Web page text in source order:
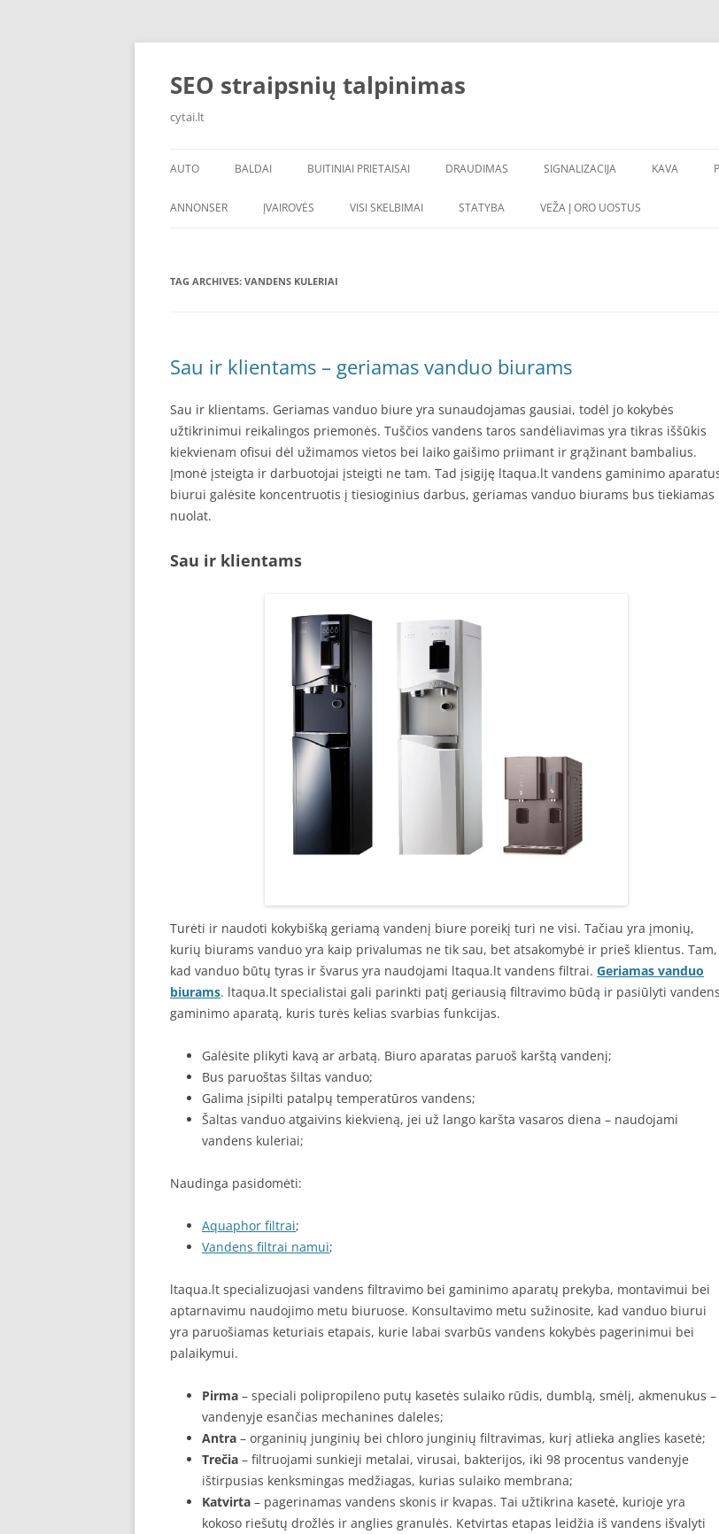
Skip
SEO straipsnių talpinimas
cytai.lt
AUTO
PADANGOS
BALDAI BUITINIAI PRIETAISAI DRAUDIMAS SIGNALIZACIJA KAVA
ANNONSER ĮVAIROVĖS VISI SKELBIMAI STATYBA VEŽA Į ORO UOSTUS
TAG ARCHIVES: VANDENS KULERIAI
Sau ir klientams – geriamas vanduo biurams
Sau ir klientams. Geriamas vanduo biure yra sunaudojamas gausiai, todėl jo kokybės
užtikrinimui reikalingos priemonės. Tuščios vandens taros sandėliavimas yra tikras iššūkis
kiekvienam ofisui dėl užimamos vietos bei laiko gaišimo priimant ir grąžinant bambalius.
Įmonė įsteigta ir darbuotojai įsteigti ne tam. Tad įsigiję ltaqua.lt vandens gaminimo
biurui galėsite koncentruotis į tiesioginius darbus, geriamas vanduo biurams bus tiekiamas
nuolat.
Sau ir klientams
Turėti ir naudoti kokybišką geriamą vandenį biure poreikį turi ne visi. Tačiau yra įmonių,
kurių biurams vanduo yra kaip privalumas ne tik sau, bet atsakomybė ir prieš klientus. Tam,
kad vanduo būtų tyras ir švarus yra naudojami ltaqua.lt vandens filtrai. Geriamas vanduo
biurams. ltaqua.lt specialistai gali parinkti patį geriausią filtravimo būdą ir pasiūlyti vandens
gaminimo aparatą, kuris turės kelias svarbias funkcijas.
Galėsite plikyti kavą ar arbatą. Biuro aparatas paruoš karštą vandenį;
Bus paruoštas šiltas vanduo;
Galima įsipilti patalpų temperatūros vandens;
Šaltas vanduo atgaivins kiekvieną, jei už lango karšta vasaros diena – naudojami
vandens kuleriai;
Naudinga pasidomėti:
Aquaphor filtrai;
Vandens filtrai namui;
ltaqua.lt specializuojasi vandens filtravimo bei gaminimo aparatų prekyba, montavimui bei
aptarnavimu naudojimo metu biuruose. Konsultavimo metu sužinosite, kad vanduo biurui
yra paruošiamas keturiais etapais, kurie labai svarbūs vandens kokybės pagerinimui bei
palaikymui.
Pirma – speciali polipropileno putų kasetės sulaiko rūdis, dumblą, smėlį, akmenukus –
vandenyje esančias mechanines daleles;
Antra – organinių junginių bei chloro junginių filtravimas, kurį atlieka anglies kasetė;
Trečia – filtruojami sunkieji metalai, virusai, bakterijos, iki 98 procentus vandenyje
ištirpusias kenksmingas medžiagas, kurias sulaiko membrana;
Katvirta – pagerinamas vandens skonis ir kvapas. Tai užtikrina kasetė, kurioje yra
kokoso riešutų drožlės ir anglies granulės. Ketvirtas etapas leidžia iš vandens išvalyti